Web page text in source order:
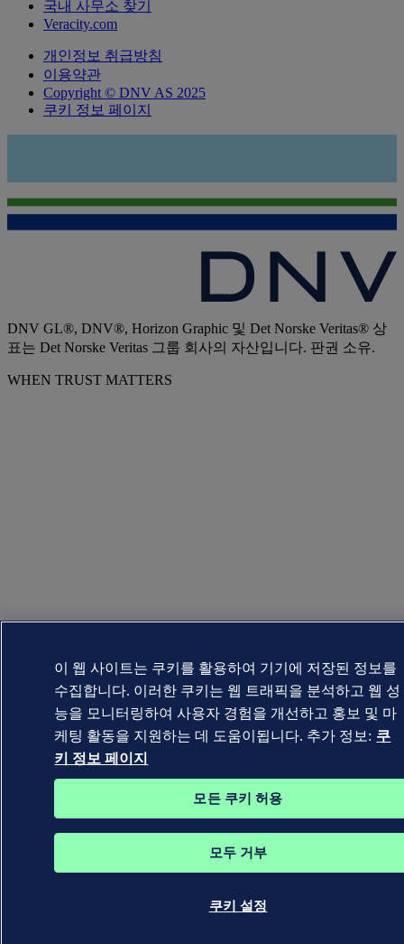
국내 사무소 찾기
Veracity.com
개인정보 취급방침
이용약관
Copyright © DNV AS 2025
쿠키 정보 페이지
DNV GL®, DNV®, Horizon Graphic 및 Det Norske Veritas® 상
표는 Det Norske Veritas 그룹 회사의 자산입니다. 판권 소유.
WHEN TRUST MATTERS
이 웹 사이트는 쿠키를 활용하여 기기에 저장된 정보를
수집합니다. 이러한 쿠키는 웹 트래픽을 분석하고 웹 성
능을 모니터링하여 사용자 경험을 개선하고 홍보 및 마
케팅 활동을 지원하는 데 도움이됩니다. 추가 정보: 쿠
키 정보 페이지
모든 쿠키 허용
모두 거부
쿠키 설정